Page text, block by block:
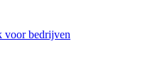
voor bedrijven